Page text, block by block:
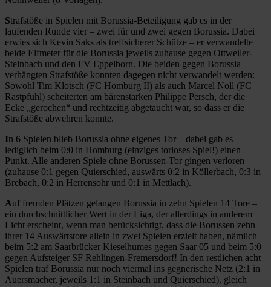
Strafstöße in Spielen mit Borussia-Beteiligung gab es in der
laufenden Runde vier – zwei für und zwei gegen Borussia. Dabei
erwies sich Kevin Saks als treffsicherer Schütze – er verwandelte
beide Elfmeter für die Borussia jeweils zuhause gegen Ottweiler-
Steinbach und den FV Eppelborn. Die beiden gegen Borussia
verhängten Strafstöße konnten dagegen nicht verwandelt werden:
Sowohl Tim Klotsch (FC Homburg II) als auch Marcel Noll (FC
Rastpfuhl) scheiterten am bärenstarken Philippe Persch, der die
Ecke „gerochen“ und rechtzeitig abgetaucht war, so dass er die
Strafstöße abwehren konnte.
In 6 Spielen blieb Borussia ohne eigenes Tor – dabei gab es
lediglich beim 0:0 in Homburg (einziges torloses Spiel!) einen
Punkt. Alle anderen Spiele ohne Borussen-Tor gingen verloren
(zuhause 0:1 gegen Quierschied, auswärts 0:2 in Köllerbach, 0:3 in
Brebach, 0:2 in Herrensohr und 0:1 in Mettlach).
Auf fremden Plätzen gelangen Borussia in zehn Spielen 14 Tore –
ein durchschnittlicher Wert in der Liga, der allerdings in anderem
Licht erscheint, wenn man berücksichtigt, dass die Borussen zehn
ihrer 14 Auswärtstore allein in zwei Spielen erzielt haben, nämlich
beim 5:2 am Saarbrücker Kieselhumes gegen Saar 05 und beim 5:0
gegen Aufsteiger SF Rehlingen-Fremersdorf! In den restlichen acht
Spielen traf Borussia nur noch viermal ins gegnerische Netz (2:1 in
Auersmacher, jeweils 1:1 in Steinbach und Quierschied), gleich